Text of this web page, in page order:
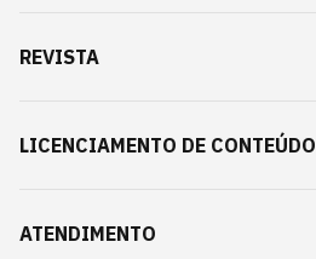
REVISTA
LICENCIAMENTO DE CONTEÚDO
ATENDIMENTO